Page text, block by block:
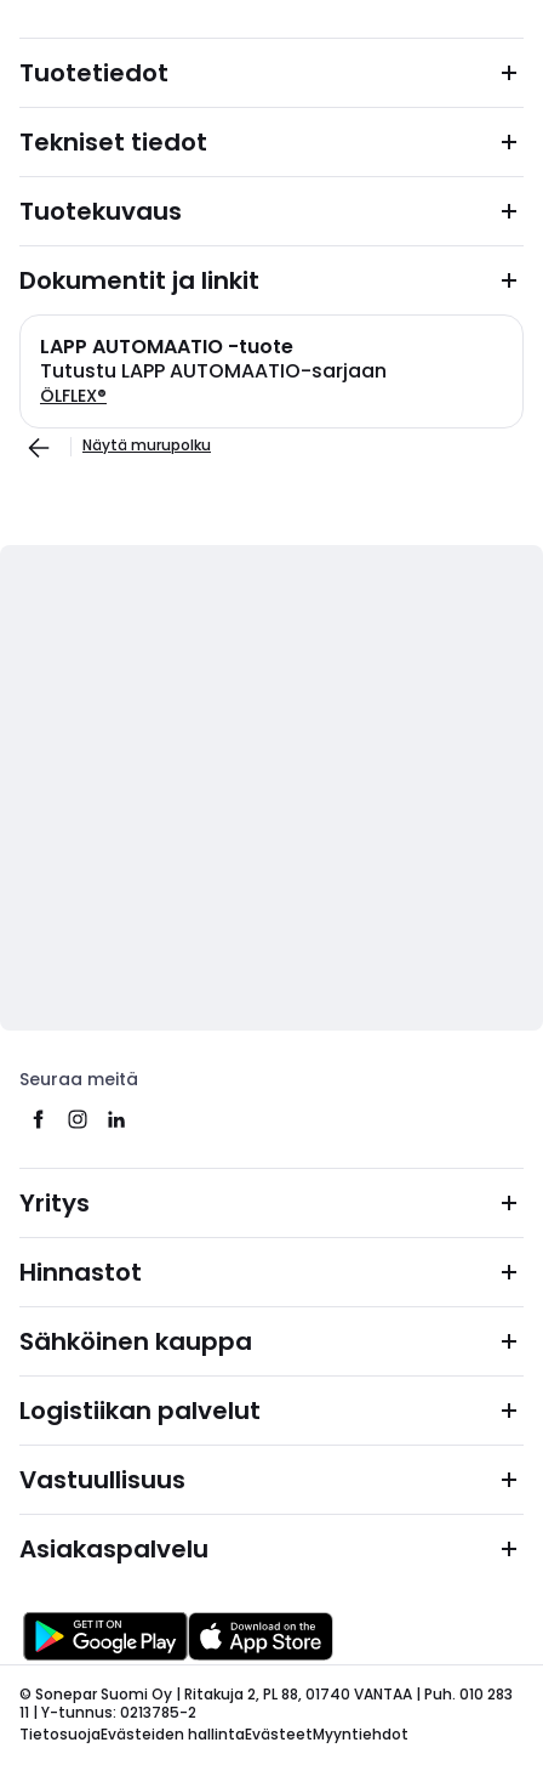
Tuotetiedot
Tekniset tiedot
Tuotekuvaus
Dokumentit ja linkit
LAPP AUTOMAATIO -tuote
Tutustu LAPP AUTOMAATIO-sarjaan
ÖLFLEX®
Näytä murupolku
Seuraa meitä
Yritys
Hinnastot
Sähköinen kauppa
Logistiikan palvelut
Vastuullisuus
Asiakaspalvelu
© Sonepar Suomi Oy | Ritakuja 2, PL 88, 01740 VANTAA | Puh. 010 283
11 | Y-tunnus: 0213785-2
TietosuojaEvästeiden hallintaEvästeetMyyntiehdot